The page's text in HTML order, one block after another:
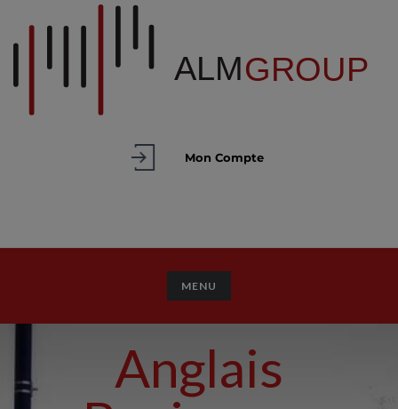
Mon Compte
TOGGLE NAVIGATION
MENU
Anglais